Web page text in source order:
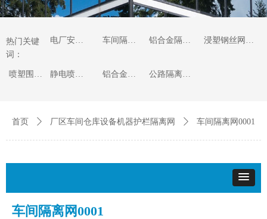
首页 ꄲ 厂区车间仓库设备机器护栏隔离网 ꄲ 车间隔离网0001
车间隔离网0001
电厂安全围栏
热门关键
词：
车间隔离网 铝合金隔离网 浸塑钢丝网护栏网
喷塑围墙护栏网 静电喷涂钢管护栏 铝合金护栏 公路隔离护栏